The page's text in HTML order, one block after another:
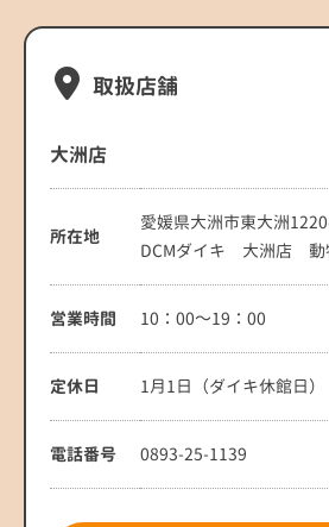
取扱店舗
大洲店
所在地
愛媛県大洲市東大洲
DCMダイキ 大洲店 動
営業時間 10：00～19：00
定休日 1月1日（ダイキ休館日）
電話番号 0893-25-1139